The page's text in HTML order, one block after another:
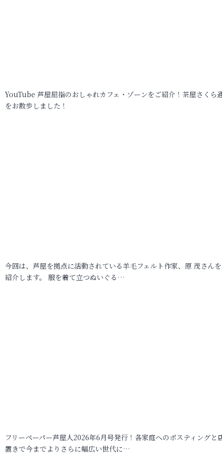
YouTube 芦屋屈指のおしゃれカフェ・ゾーンをご紹介！茶屋さくら
をお散歩しました！
今回は、芦屋を拠点に活動されている羊毛フェルト作家、原 茂さん
紹介します。 服を着て立つぬいぐる…
フリーペーパー芦屋人2026年6月号発行！各家庭へのポスティングと
置きで今までよりさらに幅広い世代に…